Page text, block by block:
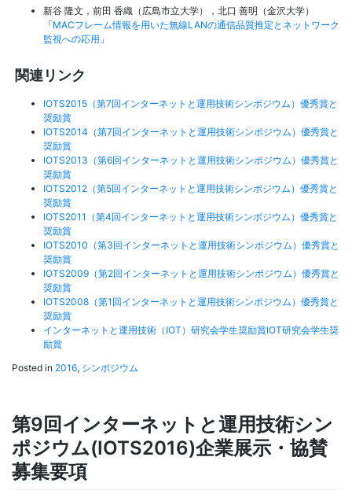
新谷 隆文，前田 香織（広島市立大学），北口 善明（金沢大学）
「MACフレーム情報を用いた無線LANの通信品質推定とネットワーク
監視への応用 」
関連リンク
IOTS2015（第7回インターネットと運用技術シンポジウム）優秀賞と
奨励賞
IOTS2014（第7回インターネットと運用技術シンポジウム）優秀賞と
奨励賞
IOTS2013（第6回インターネットと運用技術シンポジウム ）優秀賞と
奨励賞
IOTS2012（第5回インターネットと運用技術シンポジウム）優秀賞と
奨励賞
IOTS2011（第4回インターネットと運用技術シンポジウム）優秀賞と
奨励賞
IOTS2010（第3回インターネットと運用技術シンポジウム）優秀賞と
奨励賞
IOTS2009（第2回インターネットと運用技術シンポジウム）優秀賞と
奨励賞
IOTS2008（第1回インターネットと運用技術シンポジウム）優秀賞と
奨励賞
インターネットと運用技術（IOT）研究会学生奨励賞IOT研究会学生奨
励賞
Posted in 2016, シンポジウム
第9回インターネットと運用技術シン
ポジウム(IOTS2016)企業展示・協賛
募集要項